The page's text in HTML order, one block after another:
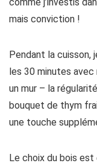
mais conviction !
Pendant la cuisson,
les 30 minutes avec
un mur – la
bouquet de thym
une touche
Le choix du bois est